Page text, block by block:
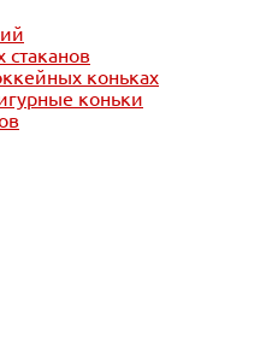
коньках
коньки